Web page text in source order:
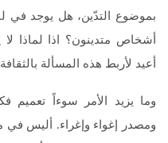
بموضوع التدّين، هل يوجد في
أشخاص متدينون؟ اذا لماذا
أعيد لأربط هذه المسألة
وما يزيد الأمر سوءاً تعميم
ومصدر إغواء وإغراء. أليس في